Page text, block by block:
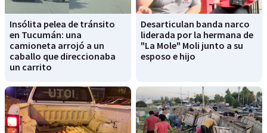
Insólita pelea de tránsito
en Tucumán: una
camioneta arrojó a un
caballo que direccionaba
un carrito
Desarticulan banda narco
liderada por la hermana de
"La Mole" Moli junto a su
esposo e hijo